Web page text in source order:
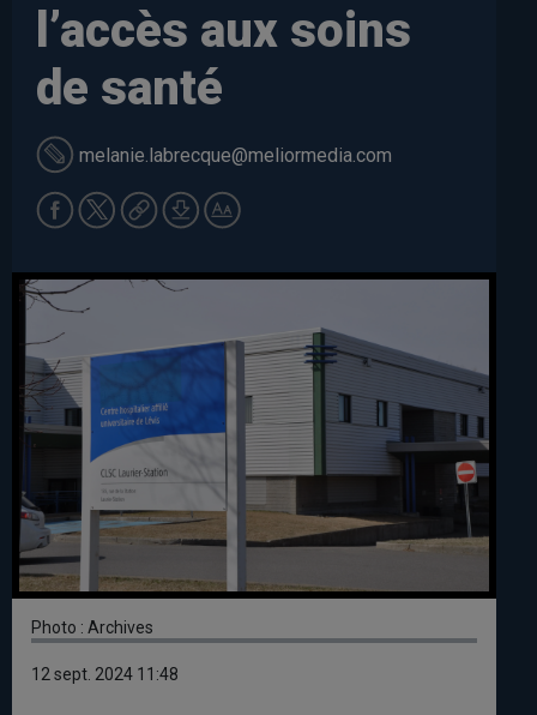
l’accès aux soins
de santé
melanie.labrecque@meliormedia.com
​Photo : Archives
12 sept. 2024 11:48